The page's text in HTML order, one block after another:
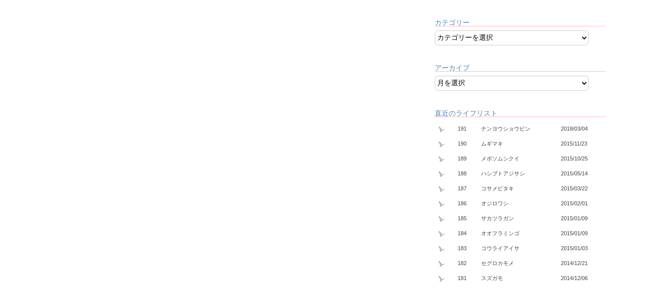
カテゴリー
アーカイブ
直近のライフリスト
191 ナンヨウショウビン 2018/03/04
190 ムギマキ 2015/11/23
189 メボソムシクイ 2015/10/25
188 ハシブトアジサシ 2015/05/14
187 コサメビタキ 2015/03/22
186 オジロワシ 2015/02/01
185 サカツラガン 2015/01/09
184 オオフラミンゴ 2015/01/09
183 コウライアイサ 2015/01/03
182 セグロカモメ 2014/12/21
181 スズガモ 2014/12/06